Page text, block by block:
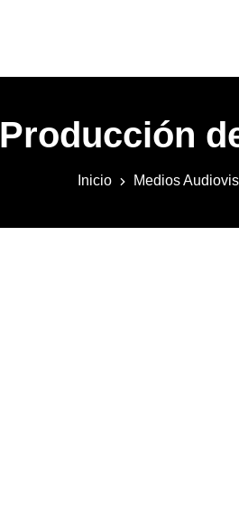
Producción
Inicio Medios